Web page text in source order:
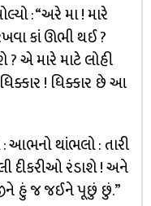
: “અરે મા ! મારે
કાં ઊભી થઈ ?
? એ મારે માટે લોહી
! ધિક્કાર છે આ
: આભનો થાંભલો : તારી
દીકરીઓ રંડાશે ! અને
હું જ જઈને પૂછું છું.”